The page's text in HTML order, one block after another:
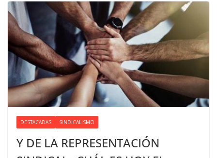
DESTACADAS SINDICALISMO
Y DE LA REPRESENTACIÓN